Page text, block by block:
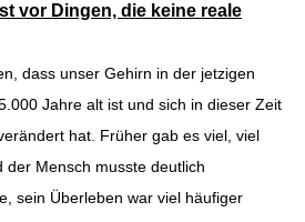
vor Dingen, die keine reale
dass unser Gehirn in der jetzigen
Jahre alt ist und sich in dieser Zeit
hat. Früher gab es viel, viel
der Mensch musste deutlich
sein Überleben war viel häufiger